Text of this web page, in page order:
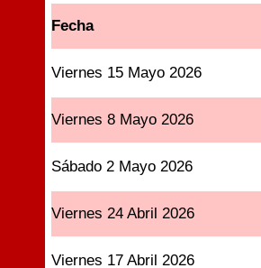
Fecha
Viernes 15 Mayo 2026
Viernes 8 Mayo 2026
Sábado 2 Mayo 2026
Viernes 24 Abril 2026
Viernes 17 Abril 2026